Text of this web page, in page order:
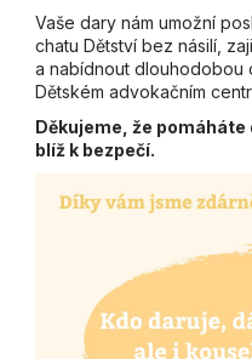
Vaše dary nám umožní
chatu Dětství bez násilí,
a nabídnout dlouhodobou
Dětském advokačním
Děkujeme, že
blíž k bezpečí.